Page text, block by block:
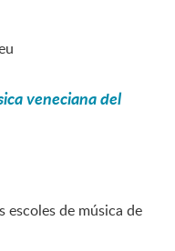
veneciana del
escoles de música de